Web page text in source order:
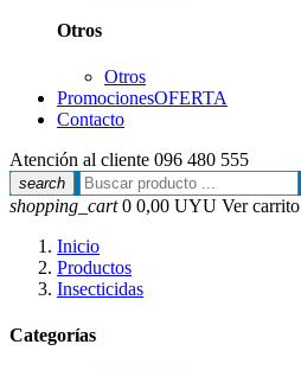
Otros
Otros
PromocionesOFERTA
Contacto
Atención al cliente 096 480 555
search
shopping_cart 0 0,00 UYU Ver carrito
Inicio
Productos
Insecticidas
Categorías